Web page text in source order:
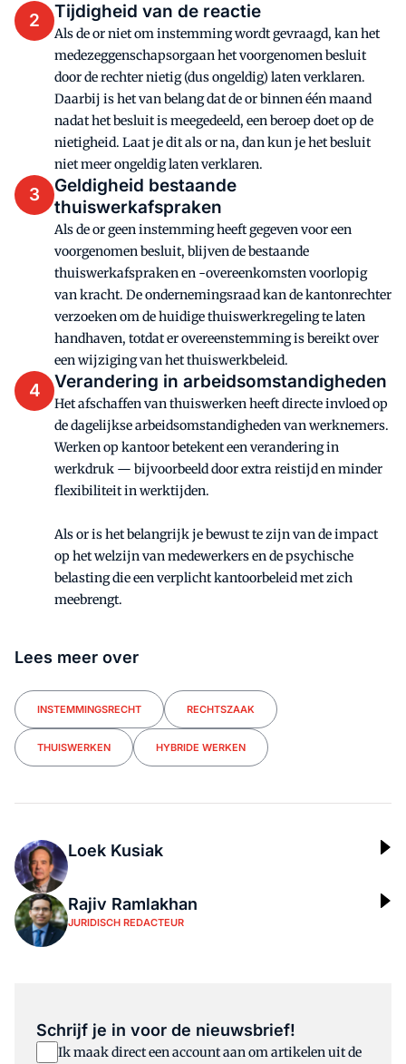
2 Tijdigheid van de reactie
Als de or niet om instemming wordt gevraagd, kan het
medezeggenschapsorgaan het voorgenomen besluit
door de rechter nietig (dus ongeldig) laten verklaren.
Daarbij is het van belang dat de or binnen één maand
nadat het besluit is meegedeeld, een beroep doet op de
nietigheid. Laat je dit als or na, dan kun je het besluit
niet meer ongeldig laten verklaren.
3
Geldigheid bestaande
thuiswerkafspraken
Als de or geen instemming heeft gegeven voor een
voorgenomen besluit, blijven de bestaande
thuiswerkafspraken en -overeenkomsten voorlopig
van kracht. De ondernemingsraad kan de kantonrechter
verzoeken om de huidige thuiswerkregeling te laten
handhaven, totdat er overeenstemming is bereikt over
een wijziging van het thuiswerkbeleid.
4 Verandering in arbeidsomstandigheden
Het afschaffen van thuiswerken heeft directe invloed op
de dagelijkse arbeidsomstandigheden van werknemers.
Werken op kantoor betekent een verandering in
werkdruk — bijvoorbeeld door extra reistijd en minder
flexibiliteit in werktijden.
Als or is het belangrijk je bewust te zijn van de impact
op het welzijn van medewerkers en de psychische
belasting die een verplicht kantoorbeleid met zich
meebrengt.
Lees meer over
INSTEMMINGSRECHT RECHTSZAAK
THUISWERKEN HYBRIDE WERKEN
Loek Kusiak
Rajiv Ramlakhan
JURIDISCH REDACTEUR
Schrijf je in voor de nieuwsbrief!
Ik maak direct een account aan om artikelen uit de